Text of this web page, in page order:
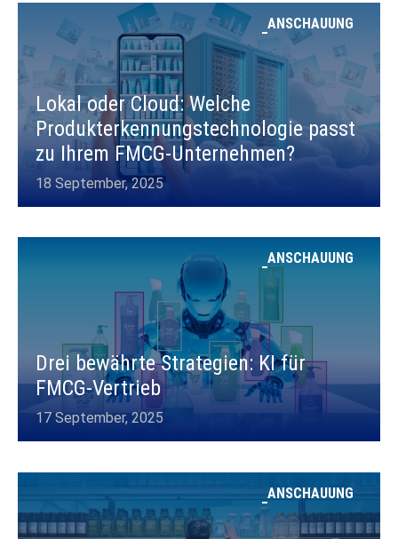
ANSCHAUUNG
Lokal oder Cloud: Welche
Produkterkennungstechnologie passt
zu Ihrem FMCG-Unternehmen?
18 September, 2025
ANSCHAUUNG
Drei bewährte Strategien: KI für
FMCG-Vertrieb
17 September, 2025
ANSCHAUUNG